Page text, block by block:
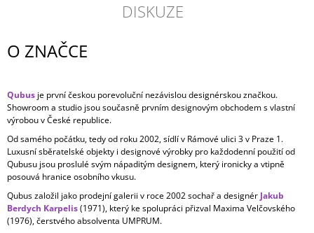
DISKUZE
O ZNAČCE
Qubus je první českou porevoluční nezávislou designérskou značkou.
Showroom a studio jsou současně prvním designovým obchodem s vlastní
výrobou v České republice.
Od samého počátku, tedy od roku 2002, sídlí v Rámové ulici 3 v Praze 1.
Luxusní sběratelské objekty i designové výrobky pro každodenní použití od
Qubusu jsou proslulé svým nápaditým designem, který ironicky a vtipně
posouvá hranice osobního vkusu.
Qubus založil jako prodejní galerii v roce 2002 sochař a designér Jakub
Berdych Karpelis(1971), který ke spolupráci přizval Maxima Velčovského
(1976), čerstvého absolventa UMPRUM.